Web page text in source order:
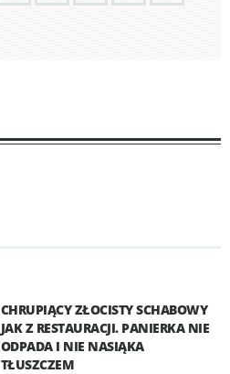
CHRUPIĄCY ZŁOCISTY SCHABOWY
JAK Z RESTAURACJI. PANIERKA NIE
ODPADA I NIE NASIĄKA
TŁUSZCZEM